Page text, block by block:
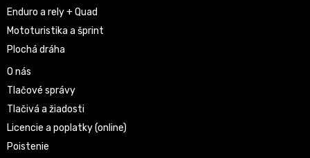
Enduro a rely + Quad
Mototuristika a šprint
Plochá dráha
O nás
Tlačové správy
Tlačivá a žiadosti
Licencie a poplatky (online)
Poistenie